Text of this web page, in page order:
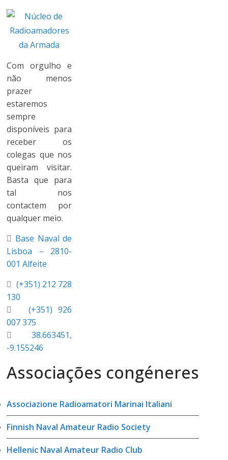
Com orgulho e
não menos
prazer
estaremos
sempre
disponíveis para
receber os
colegas que nos
queiram visitar.
Basta que para
tal nos
contactem por
qualquer meio.
Base Naval de
Lisboa – 2810-
001 Alfeite
(+351) 212 728
130
(+351) 926
007 375
38.663451,
-9.155246
Associações congéneres
Associazione Radioamatori Marinai Italiani
Finnish Naval Amateur Radio Society
Hellenic Naval Amateur Radio Club